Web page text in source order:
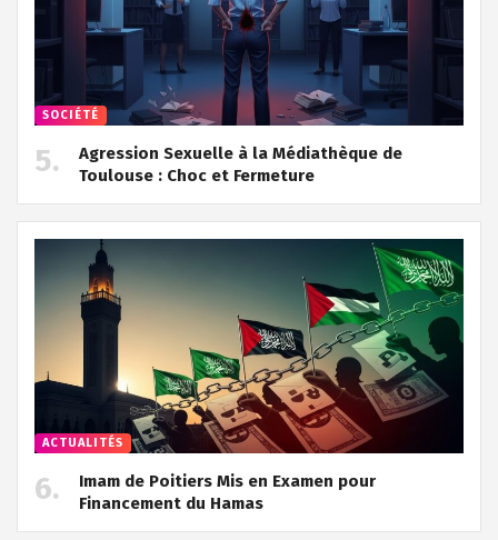
SOCIÉTÉ
Agression Sexuelle à la Médiathèque de
Toulouse : Choc et Fermeture
ACTUALITÉS
Imam de Poitiers Mis en Examen pour
Financement du Hamas